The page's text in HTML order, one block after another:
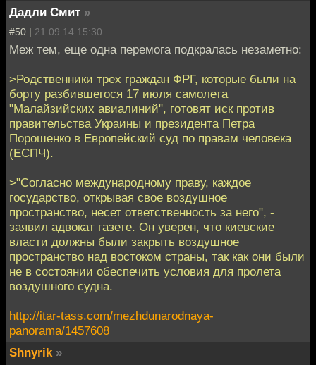
Дадли Смит »
#50 | 21.09.14 15:30
Меж тем, еще одна перемога подкралась незаметно:
>Родственники трех граждан ФРГ, которые были на
борту разбившегося 17 июля самолета
"Малайзийских авиалиний", готовят иск против
правительства Украины и президента Петра
Порошенко в Европейский суд по правам человека
(ЕСПЧ).
>"Согласно международному праву, каждое
государство, открывая свое воздушное
пространство, несет ответственность за него", -
заявил адвокат газете. Он уверен, что киевские
власти должны были закрыть воздушное
пространство над востоком страны, так как они были
не в состоянии обеспечить условия для пролета
воздушного судна.
http://itar-tass.com/mezhdunarodnaya-
panorama/1457608
Shnyrik »